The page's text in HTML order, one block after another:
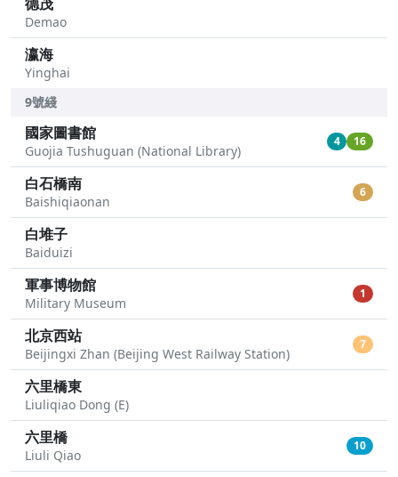
Demao
瀛海
Yinghai
9號綫
國家圖書館
Guojia Tushuguan (National Library)
4 16
白石橋南
Baishiqiaonan
6
白堆子
Baiduizi
軍事博物館
Military Museum
1
北京西站
Beijingxi Zhan (Beijing West Railway Station)
7
六里橋東
Liuliqiao Dong (E)
六里橋
Liuli Qiao
10